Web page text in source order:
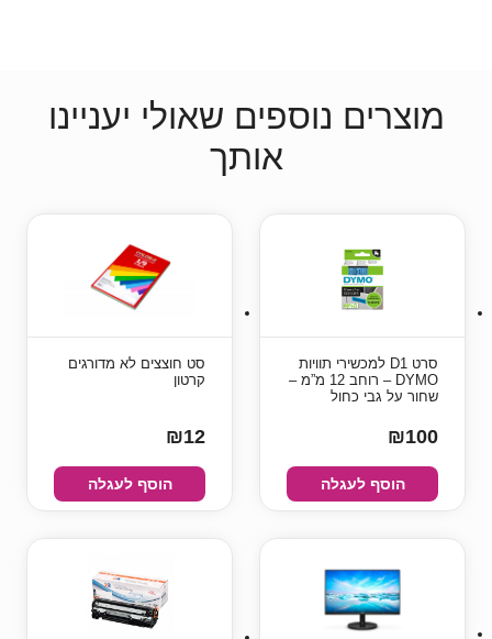
מוצרים נוספים שאולי יעניינו
אותך
סרט D1 למכשירי תוויות
DYMO – רוחב 12 מ”מ –
שחור על גבי כחול
₪100
הוסף לעגלה
סט חוצצים לא מדורגים
קרטון
₪12
הוסף לעגלה